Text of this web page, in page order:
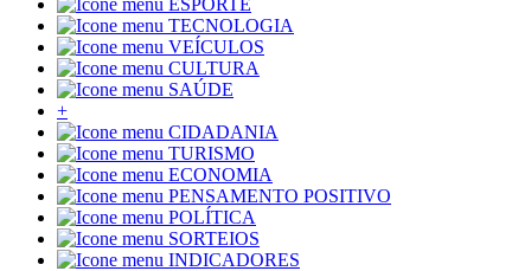
TECNOLOGIA
VEÍCULOS
CULTURA
SAÚDE
+
CIDADANIA
TURISMO
ECONOMIA
PENSAMENTO POSITIVO
POLÍTICA
SORTEIOS
INDICADORES